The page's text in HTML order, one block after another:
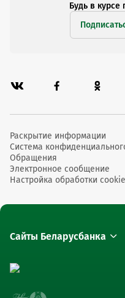
Будь в курсе
Раскрытие информации
Система
Обращения
Электронное сообщение
Настройка обработки
Сайты Беларусбанка